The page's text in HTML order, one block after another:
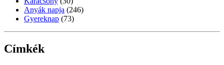
Anyák napja (246)
Gyereknap (73)
Címkék